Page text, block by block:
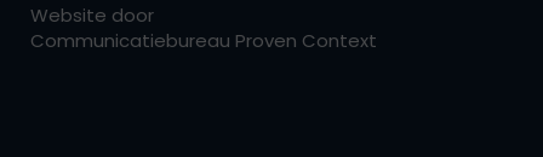
Website door
Communicatiebureau Proven Context